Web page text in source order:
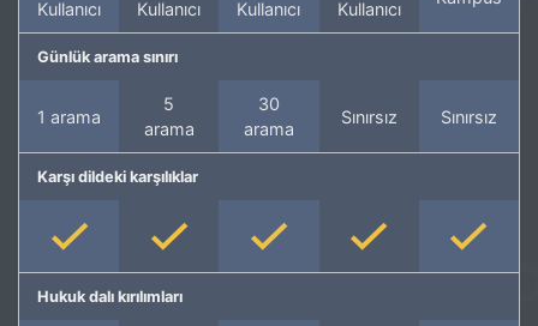
Kullanıcı
Kullanıcı
Kullanıcı
Kullanıcı
Günlük arama sınırı
1 arama
5
arama
30
arama
Sınırsız Sınırsız
Karşı dildeki karşılıklar
Hukuk dalı kırılımları